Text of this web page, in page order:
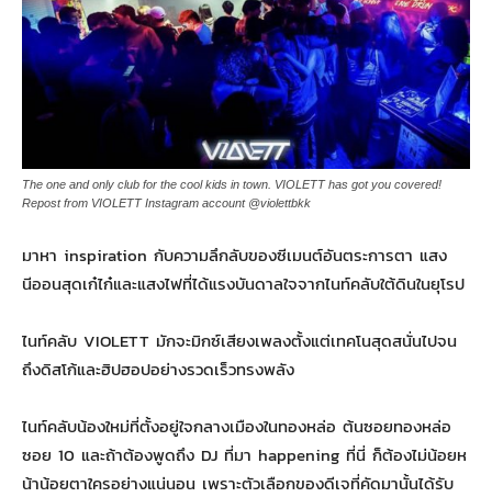
The one and only club for the cool kids in town. VIOLETT has got you covered!
Repost from VIOLETT Instagram account @violettbkk
มาหา inspiration กับความลึกลับของซีเมนต์อันตระการตา แสง
นีออนสุดเก๋ไก๋และแสงไฟที่ได้แรงบันดาลใจจากไนท์คลับใต้ดินในยุโรป
ไนท์คลับ VIOLETT มักจะมิกซ์เสียงเพลงตั้งแต่เทคโนสุดสนั่นไปจน
ถึงดิสโก้และฮิปฮอปอย่างรวดเร็วทรงพลัง
ไนท์คลับน้องใหม่ที่ตั้งอยู่ใจกลางเมืองในทองหล่อ ต้นซอยทองหล่อ
ซอย 10 และถ้าต้องพูดถึง DJ ที่มา happening ที่นี่ ก็ต้องไม่น้อยห
น้าน้อยตาใครอย่างแน่นอน เพราะตัวเลือกของดีเจที่คัดมานั้นได้รับ